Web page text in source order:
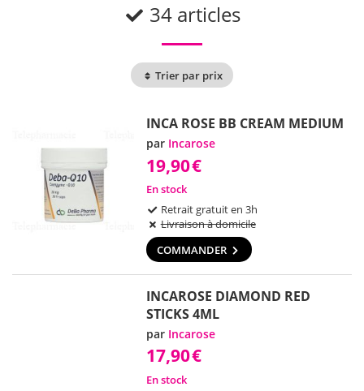
34 articles
Trier par prix
INCA ROSE BB CREAM MEDIUM
par Incarose
19,90€
En stock
Retrait gratuit en 3h
Livraison à domicile
COMMANDER
INCAROSE DIAMOND RED
STICKS 4ML
par Incarose
17,90€
En stock